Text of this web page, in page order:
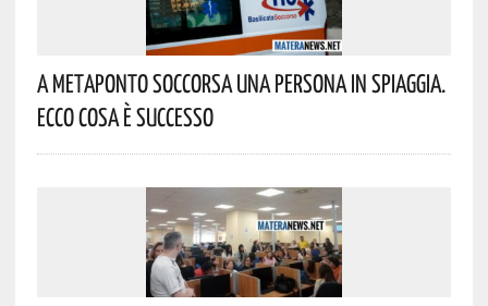
A Metaponto Soccorsa Una Persona In Spiaggia.
Ecco Cosa È Successo